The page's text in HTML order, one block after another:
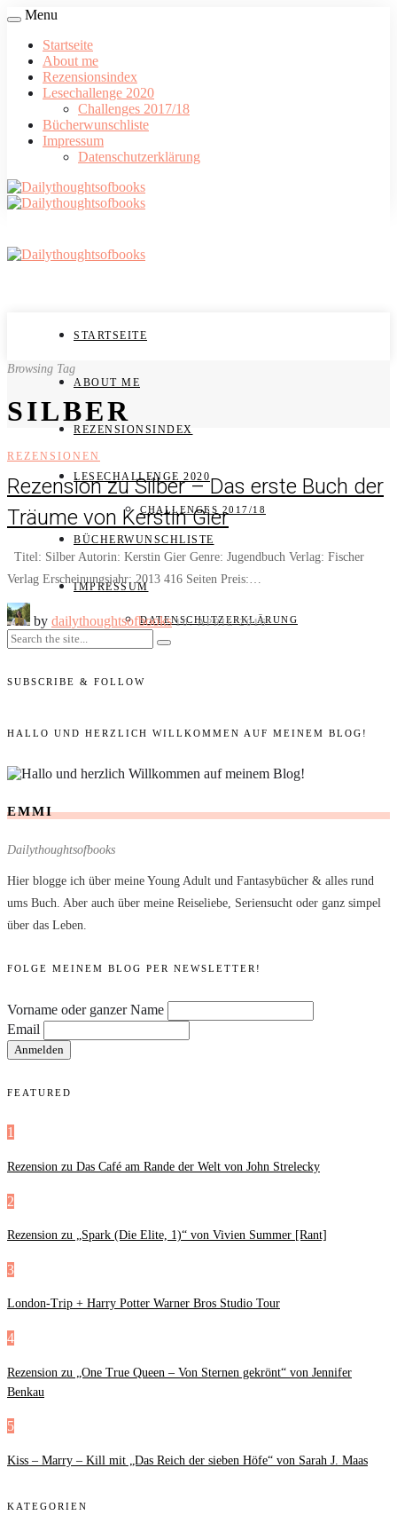
Menu
Startseite
About me
Rezensionsindex
Lesechallenge 2020
Challenges 2017/18
Bücherwunschliste
Impressum
Datenschutzerklärung
STARTSEITE
ABOUT ME
REZENSIONSINDEX
LESECHALLENGE 2020
CHALLENGES 2017/18
BÜCHERWUNSCHLISTE
IMPRESSUM
DATENSCHUTZERKLÄRUNG
Browsing Tag
SILBER
REZENSIONEN
Rezension zu Silber – Das erste Buch der
Träume von Kerstin Gier
Titel: Silber Autorin: Kerstin Gier Genre: Jugendbuch Verlag: Fischer
Verlag Erscheinungsjahr: 2013 416 Seiten Preis:…
by dailythoughtsofbooks 10. APRIL 2016
SUBSCRIBE & FOLLOW
HALLO UND HERZLICH WILLKOMMEN AUF MEINEM BLOG!
EMMI
Dailythoughtsofbooks
Hier blogge ich über meine Young Adult und Fantasybücher & alles rund
ums Buch. Aber auch über meine Reiseliebe, Seriensucht oder ganz simpel
über das Leben.
FOLGE MEINEM BLOG PER NEWSLETTER!
Vorname oder ganzer Name
Email
FEATURED
1
Rezension zu Das Café am Rande der Welt von John Strelecky
2
Rezension zu „Spark (Die Elite, 1)“ von Vivien Summer [Rant]
3
London-Trip + Harry Potter Warner Bros Studio Tour
4
Rezension zu „One True Queen – Von Sternen gekrönt“ von Jennifer
Benkau
5
Kiss – Marry – Kill mit „Das Reich der sieben Höfe“ von Sarah J. Maas
KATEGORIEN